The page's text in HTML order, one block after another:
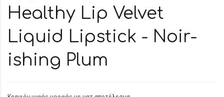
Healthy Lip Velvet
Liquid Lipstick - Noir-
ishing Plum